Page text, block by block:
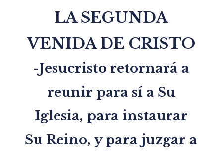
LA SEGUNDA
VENIDA DE CRISTO
-Jesucristo retornará a
reunir para sí a Su
Iglesia, para instaurar
Su Reino, y para juzgar a